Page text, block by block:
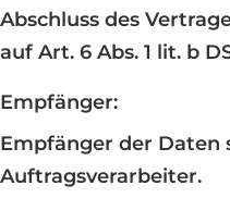
Abschluss des
auf Art. 6 Abs. 1 lit. b
Empfänger:
Empfänger der Daten
Auftragsverarbeiter.